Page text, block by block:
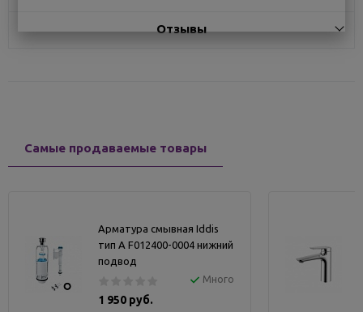
Отзывы
Самые продаваемые товары
Арматура смывная Iddis
тип А F012400-0004 нижний
подвод
Много
1 950 руб.